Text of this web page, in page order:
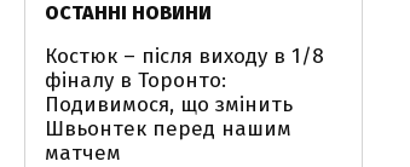
ОСТАННІ НОВИНИ
Костюк – після виходу в 1/8
фіналу в Торонто:
Подивимося, що змінить
Швьонтек перед нашим
матчем